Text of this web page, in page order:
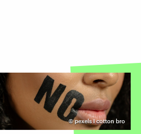
©pexels I cotton bro